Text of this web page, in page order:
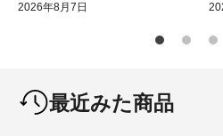
2026年8月7日
最近みた商品